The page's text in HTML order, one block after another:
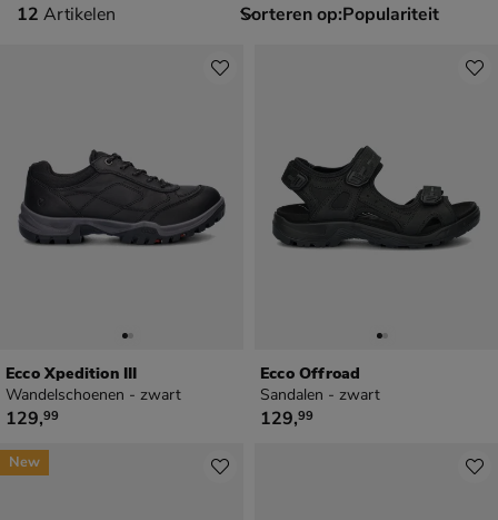
12 artikelen
12 Artikelen Sorteren op:
Ecco Xpedition III
Wandelschoenen - zwart
€ 129,99
129,99
Ecco Offroad
Sandalen - zwart
€ 129,99
129,99
New